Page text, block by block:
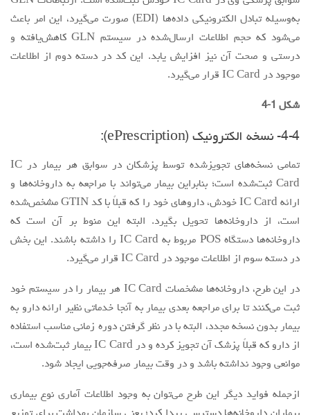
به‌وسیله تبادل الکترونیکی داده‌ها (EDI) صورت می‌گیرد، این امر باعث
می‌شود که حجم اطلاعات ارسال‌شده در سیستم GLN کاهش‌یافته و
درستی و صحت آن نیز افزایش یابد. این کد در دسته دوم از اطلاعات
موجود در IC Card قرار می‌گیرد.
شکل 1-4
4-4- نسخه الكترونيك (ePrescription):
تمامی نسخه‌های تجویزشده توسط پزشکان در سوابق هر بیمار در IC
Card ثبت‌شده است؛ بنابراین بیمار می‌تواند با مراجعه به داروخانه‌ها و
ارائه IC Card خودش، داروهای خود را که قبلاً با کد GTIN مشخص‌شده
است، از داروخانه‌ها تحویل بگیرد. البته این منوط بر آن است که
داروخانه‌ها دستگاه POS مربوط به IC Card را داشته باشند. این بخش
در دسته سوم از اطلاعات موجود در IC Card قرار می‌گیرد.
در این طرح، داروخانه‌ها مشخصات IC Card هر بیمار را در سیستم خود
ثبت می‌کنند تا برای مراجعه بعدی بیمار به آنجا خدماتی نظیر ارائه دارو به
بیمار بدون نسخه مجدد، البته با در نظر گرفتن دوره زمانی مناسب استفاده
از دارو که قبلاً پزشک آن تجویز کرده و در IC Card بیمار ثبت‌شده است،
موانعی وجود نداشته باشد و در وقت بیمار صرفه‌جویی ایجاد شود.
ازجمله فواید دیگر این طرح می‌توان به وجود اطلاعات آماری نوع بیماری